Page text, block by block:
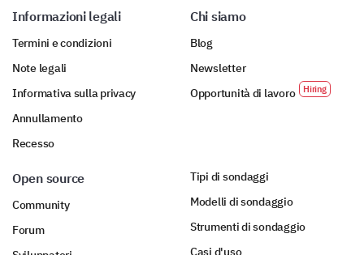
Informazioni legali
Termini e condizioni
Note legali
Informativa sulla privacy
Annullamento
Recesso
Chi siamo
Blog
Newsletter
Opportunità di lavoro
Open source
Community
Forum
Tipi di sondaggi
Modelli di sondaggio
Strumenti di sondaggio